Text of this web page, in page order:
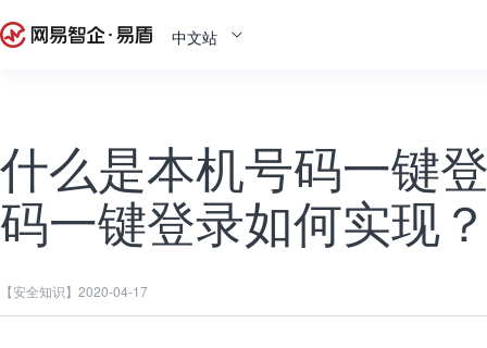
中文站
什么是本机号码一键
码一键登录如何实现
【安全知识】 2020-04-17